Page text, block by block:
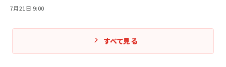
7月21日 9:00
すべて見る